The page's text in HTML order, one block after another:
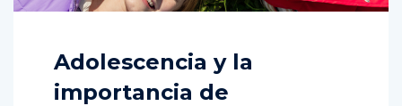
Adolescencia y la
importancia de